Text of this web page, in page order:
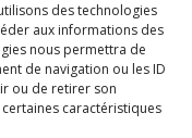
des technologies
aux informations des
nous permettra de
de navigation ou les ID
ou de retirer son
caractéristiques